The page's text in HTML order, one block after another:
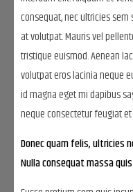
consequat, nec ultricies
at volutpat. Mauris vel
tristique euismod. Aenean
volutpat eros lacinia neque
id magna eget mi dapibus
neque consectetur feugiat
Donec quam felis, ultricies
Nulla consequat massa